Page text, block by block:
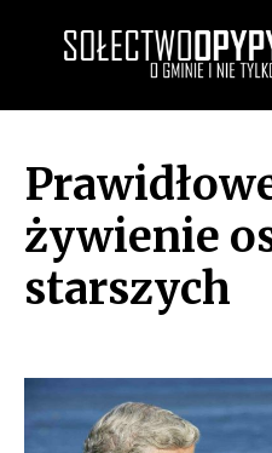
OPYPY.PL
żywienie
starszych